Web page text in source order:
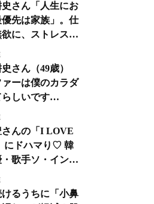
史さん「人生にお
優先は家族」。仕
に、ストレスを
さん（49歳）
ァーは僕のカラダ
らしいです
への挑戦
さんの「I LOVE
にドハマり♡ 韓
・歌手ソ・イング
？
るうちに「小鼻